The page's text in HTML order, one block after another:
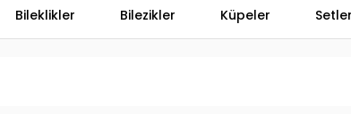
Bileklikler Bilezikler Küpeler Setler